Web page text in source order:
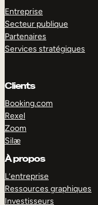
Entreprise
Secteur publique
Partenaires
Services stratégiques
Clients
Booking.com
Rexel
Zoom
Silæ
À propos
L’entreprise
Ressources graphiques
Investisseurs